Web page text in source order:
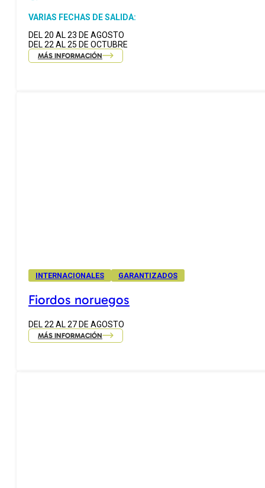
VARIAS FECHAS DE SALIDA:
DEL 20 AL 23 DE AGOSTO
DEL 22 AL 25 DE OCTUBRE
MÁS INFORMACIÓN
INTERNACIONALES GARANTIZADOS
Fiordos noruegos
DEL 22 AL 27 DE AGOSTO
MÁS INFORMACIÓN